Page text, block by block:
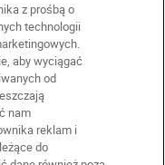
z prośbą o
technologii
aby wyciągać
od
nam
reklam i
do